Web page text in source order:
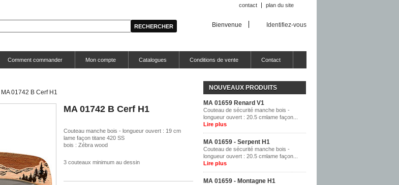
contact plan du site
Bienvenue Identifiez-vous
Comment commander Mon compte Catalogues Conditions de vente Contact
MA 01742 B Cerf H1
MA 01742 B Cerf H1
Couteau manche bois - longueur ouvert : 19 cm
lame façon titane 420 SS
bois : Zébra wood
3 couteaux minimum au dessin
NOUVEAUX PRODUITS
MA 01659 Renard V1
Couteau de sécurité manche bois -
longueur ouvert : 20.5 cmlame façon...
Lire plus
MA 01659 - Serpent H1
Couteau de sécurité manche bois -
longueur ouvert : 20.5 cmlame façon...
Lire plus
MA 01659 - Montagne H1